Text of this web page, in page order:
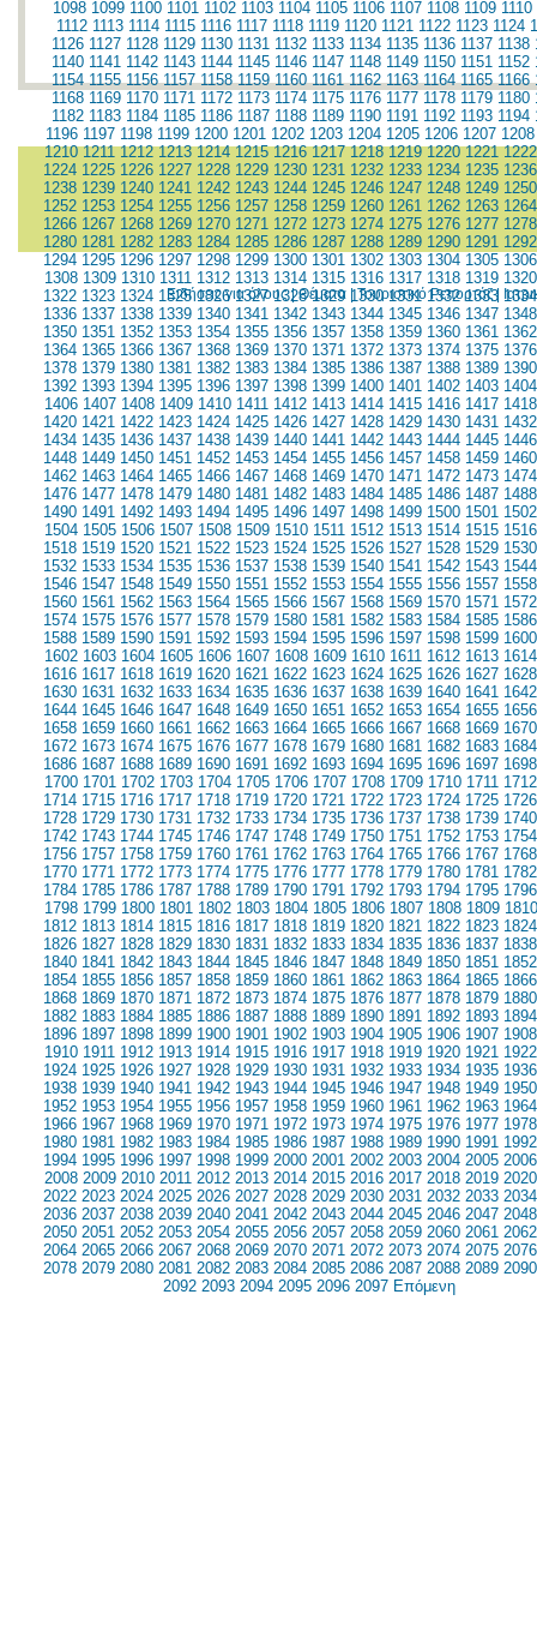
1098 1099 1100 1101 1102 1103 1104 1105 1106 1107 1108 1109 1110
1112 1113 1114 1115 1116 1117 1118 1119 1120 1121 1122 1123 1124
1126 1127 1128 1129 1130 1131 1132 1133 1134 1135 1136 1137 1138
1140 1141 1142 1143 1144 1145 1146 1147 1148 1149 1150 1151 1152
1154 1155 1156 1157 1158 1159 1160 1161 1162 1163 1164 1165 1166
1168 1169 1170 1171 1172 1173 1174 1175 1176 1177 1178 1179 1180
1182 1183 1184 1185 1186 1187 1188 1189 1190 1191 1192 1193 1194
1196 1197 1198 1199 1200 1201 1202 1203 1204 1205 1206 1207 1208
1210 1211 1212 1213 1214 1215 1216 1217 1218 1219 1220 1221 1222
1224 1225 1226 1227 1228 1229 1230 1231 1232 1233 1234 1235 1236
1238 1239 1240 1241 1242 1243 1244 1245 1246 1247 1248 1249 1250
1252 1253 1254 1255 1256 1257 1258 1259 1260 1261 1262 1263 1264
1266 1267 1268 1269 1270 1271 1272 1273 1274 1275 1276 1277 1278
1280 1281 1282 1283 1284 1285 1286 1287 1288 1289 1290 1291 1292
1294 1295 1296 1297 1298 1299 1300 1301 1302 1303 1304 1305 1306
1308 1309 1310 1311 1312 1313 1314 1315 1316 1317 1318 1319 1320
1322 1323 1324 1325 1326 1327 1328 1329 1330 1331 1332 1333 1334
1336 1337 1338 1339 1340 1341 1342 1343 1344 1345 1346 1347 1348
1350 1351 1352 1353 1354 1355 1356 1357 1358 1359 1360 1361 1362
1364 1365 1366 1367 1368 1369 1370 1371 1372 1373 1374 1375 1376
1378 1379 1380 1381 1382 1383 1384 1385 1386 1387 1388 1389 1390
1392 1393 1394 1395 1396 1397 1398 1399 1400 1401 1402 1403 1404
1406 1407 1408 1409 1410 1411 1412 1413 1414 1415 1416 1417 1418
1420 1421 1422 1423 1424 1425 1426 1427 1428 1429 1430 1431 1432
1434 1435 1436 1437 1438 1439 1440 1441 1442 1443 1444 1445 1446
1448 1449 1450 1451 1452 1453 1454 1455 1456 1457 1458 1459 1460
1462 1463 1464 1465 1466 1467 1468 1469 1470 1471 1472 1473 1474
1476 1477 1478 1479 1480 1481 1482 1483 1484 1485 1486 1487 1488
1490 1491 1492 1493 1494 1495 1496 1497 1498 1499 1500 1501 1502
1504 1505 1506 1507 1508 1509 1510 1511 1512 1513 1514 1515 1516
1518 1519 1520 1521 1522 1523 1524 1525 1526 1527 1528 1529 1530
1532 1533 1534 1535 1536 1537 1538 1539 1540 1541 1542 1543 1544
1546 1547 1548 1549 1550 1551 1552 1553 1554 1555 1556 1557 1558
1560 1561 1562 1563 1564 1565 1566 1567 1568 1569 1570 1571 1572
1574 1575 1576 1577 1578 1579 1580 1581 1582 1583 1584 1585 1586
1588 1589 1590 1591 1592 1593 1594 1595 1596 1597 1598 1599 1600
1602 1603 1604 1605 1606 1607 1608 1609 1610 1611 1612 1613 1614
1616 1617 1618 1619 1620 1621 1622 1623 1624 1625 1626 1627 1628
1630 1631 1632 1633 1634 1635 1636 1637 1638 1639 1640 1641 1642
1644 1645 1646 1647 1648 1649 1650 1651 1652 1653 1654 1655 1656
1658 1659 1660 1661 1662 1663 1664 1665 1666 1667 1668 1669 1670
1672 1673 1674 1675 1676 1677 1678 1679 1680 1681 1682 1683 1684
1686 1687 1688 1689 1690 1691 1692 1693 1694 1695 1696 1697 1698
1700 1701 1702 1703 1704 1705 1706 1707 1708 1709 1710 1711 1712
1714 1715 1716 1717 1718 1719 1720 1721 1722 1723 1724 1725 1726
1728 1729 1730 1731 1732 1733 1734 1735 1736 1737 1738 1739 1740
1742 1743 1744 1745 1746 1747 1748 1749 1750 1751 1752 1753 1754
1756 1757 1758 1759 1760 1761 1762 1763 1764 1765 1766 1767 1768
1770 1771 1772 1773 1774 1775 1776 1777 1778 1779 1780 1781 1782
1784 1785 1786 1787 1788 1789 1790 1791 1792 1793 1794 1795 1796
1798 1799 1800 1801 1802 1803 1804 1805 1806 1807 1808 1809 1810
1812 1813 1814 1815 1816 1817 1818 1819 1820 1821 1822 1823 1824
1826 1827 1828 1829 1830 1831 1832 1833 1834 1835 1836 1837 1838
1840 1841 1842 1843 1844 1845 1846 1847 1848 1849 1850 1851 1852
1854 1855 1856 1857 1858 1859 1860 1861 1862 1863 1864 1865 1866
1868 1869 1870 1871 1872 1873 1874 1875 1876 1877 1878 1879 1880
1882 1883 1884 1885 1886 1887 1888 1889 1890 1891 1892 1893 1894
1896 1897 1898 1899 1900 1901 1902 1903 1904 1905 1906 1907 1908
1910 1911 1912 1913 1914 1915 1916 1917 1918 1919 1920 1921 1922
1924 1925 1926 1927 1928 1929 1930 1931 1932 1933 1934 1935 1936
1938 1939 1940 1941 1942 1943 1944 1945 1946 1947 1948 1949 1950
1952 1953 1954 1955 1956 1957 1958 1959 1960 1961 1962 1963 1964
1966 1967 1968 1969 1970 1971 1972 1973 1974 1975 1976 1977 1978
1980 1981 1982 1983 1984 1985 1986 1987 1988 1989 1990 1991 1992
1994 1995 1996 1997 1998 1999 2000 2001 2002 2003 2004 2005 2006
2008 2009 2010 2011 2012 2013 2014 2015 2016 2017 2018 2019 2020
2022 2023 2024 2025 2026 2027 2028 2029 2030 2031 2032 2033 2034
2036 2037 2038 2039 2040 2041 2042 2043 2044 2045 2046 2047 2048
2050 2051 2052 2053 2054 2055 2056 2057 2058 2059 2060 2061 2062
2064 2065 2066 2067 2068 2069 2070 2071 2072 2073 2074 2075 2076
2078 2079 2080 2081 2082 2083 2084 2085 2086 2087 2088 2089 2090
2092 2093 2094 2095 2096 2097 Επόμενη
Ειδήσεις για όλους|Θέματα|Τουριστικό Ρεπορτάζ|